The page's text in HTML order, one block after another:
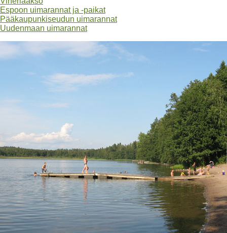
Espoon uimarannat ja -paikat
Pääkaupunkiseudun uimarannat
Uudenmaan uimarannat